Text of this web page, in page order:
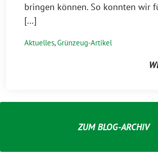
bringen können. So konnten wir
[…]
Aktuelles,Grünzeug-Artikel
ZUM BLOG-ARCHIV